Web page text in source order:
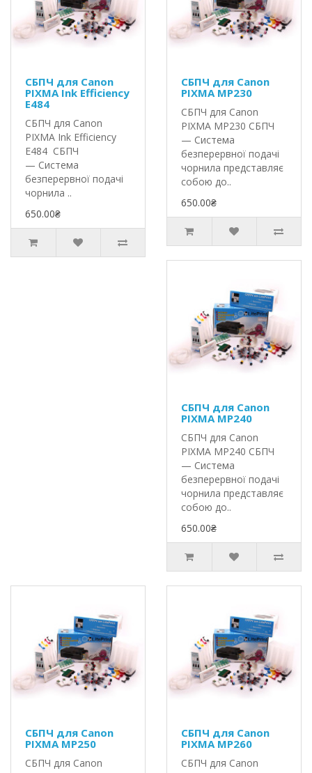
СБПЧ для Canon
PIXMA Ink Efficiency
E484
СБПЧ для Canon
PIXMA Ink Efficiency
E484 СБПЧ
— Система
безперервної подачі
чорнила ..
650.00₴
СБПЧ для Canon
PIXMA MP230
СБПЧ для Canon
PIXMA MP230 СБПЧ
— Система
безперервної подачі
чорнила представляє
собою до..
650.00₴
СБПЧ для Canon
PIXMA MP240
СБПЧ для Canon
PIXMA MP240 СБПЧ
— Система
безперервної подачі
чорнила представляє
собою до..
650.00₴
СБПЧ для Canon
PIXMA MP250
СБПЧ для Canon
СБПЧ для Canon
PIXMA MP260
СБПЧ для Canon